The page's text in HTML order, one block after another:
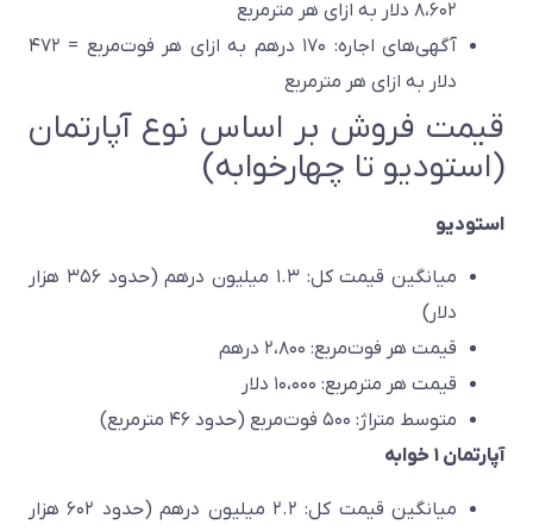
۸،۶۰۲ دلار به ازای هر مترمربع
آگهی‌های اجاره: ۱۷۰ درهم به ازای هر فوت‌مربع = ۴۷۲
دلار به ازای هر مترمربع
قیمت فروش بر اساس نوع آپارتمان
(استودیو تا چهارخوابه)
استودیو
میانگین قیمت کل: ۱.۳ میلیون درهم (حدود ۳۵۶ هزار
دلار)
قیمت هر فوت‌مربع: ۲،۸۰۰ درهم
قیمت هر مترمربع: ۱۰،۰۰۰ دلار
متوسط متراژ: ۵۰۰ فوت‌مربع (حدود ۴۶ مترمربع)
آپارتمان ۱ خوابه
میانگین قیمت کل: ۲.۲ میلیون درهم (حدود ۶۰۲ هزار